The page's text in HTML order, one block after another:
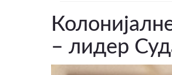
– лидер